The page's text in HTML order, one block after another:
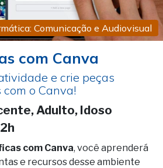
Comunicação e Audiovisual
com Canva
e crie peças
o Canva!
Adulto, Idoso
com Canva, você aprenderá
e recursos desse ambiente